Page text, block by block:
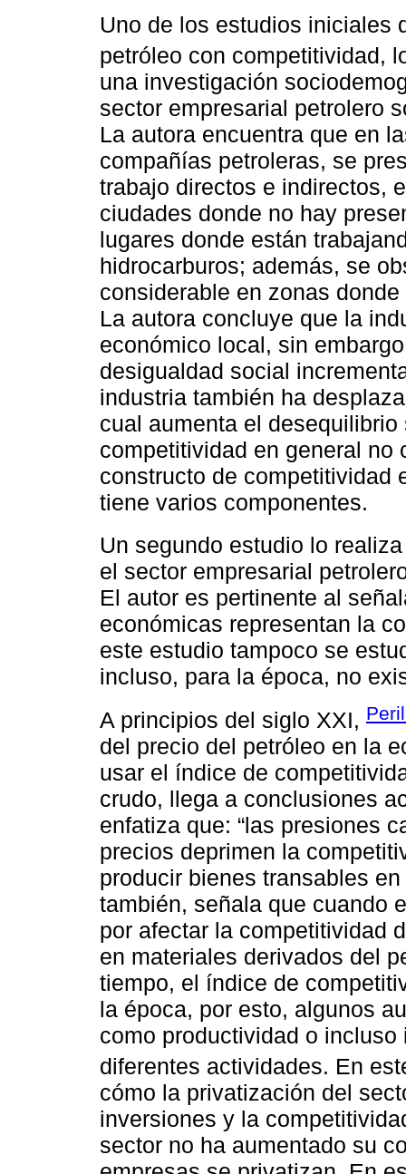
Uno de los estudios iniciales
petróleo con competitividad,
una investigación
sector empresarial petrolero
La autora encuentra que en
compañías petroleras, se
trabajo directos e indirectos,
ciudades donde no hay
lugares donde están
hidrocarburos; además, se
considerable en zonas
La autora concluye que la
económico local, sin
desigualdad social
industria también ha
cual aumenta el
competitividad en general no
constructo de competitividad
tiene varios componentes.
Un segundo estudio lo
el sector empresarial
El autor es pertinente al
económicas representan la
este estudio tampoco se
incluso, para la época, no
A principios del siglo XXI,
del precio del petróleo en la
usar el índice de
crudo, llega a conclusiones
enfatiza que: “las presiones
precios deprimen la
producir bienes transables
también, señala que cuando
por afectar la competitividad
en materiales derivados del
tiempo, el índice de
la época, por esto, algunos
como productividad o
diferentes actividades. En
cómo la privatización del
inversiones y la
sector no ha aumentado su